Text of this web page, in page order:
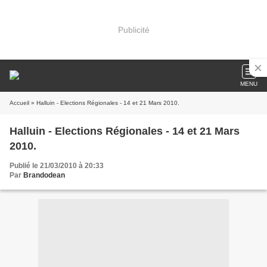
Publicité
MENU
Accueil » Halluin - Elections Régionales - 14 et 21 Mars 2010.
Halluin - Elections Régionales - 14 et 21 Mars
2010.
Publié le 21/03/2010 à 20:33
Par Brandodean